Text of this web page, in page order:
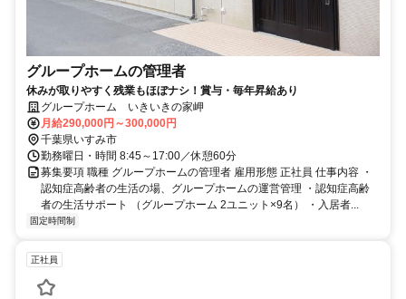
グループホームの管理者
休みが取りやすく残業もほぼナシ！賞与・毎年昇給あり
グループホーム いきいきの家岬
月給290,000円～300,000円
千葉県いすみ市
勤務曜日・時間 8:45～17:00／休憩60分
募集要項 職種 グループホームの管理者 雇用形態 正社員 仕事内容 ・
認知症高齢者の生活の場、グループホームの運営管理 ・認知症高齢
者の生活サポート （グループホーム 2ユニット×9名） ・入居者...
固定時間制
正社員